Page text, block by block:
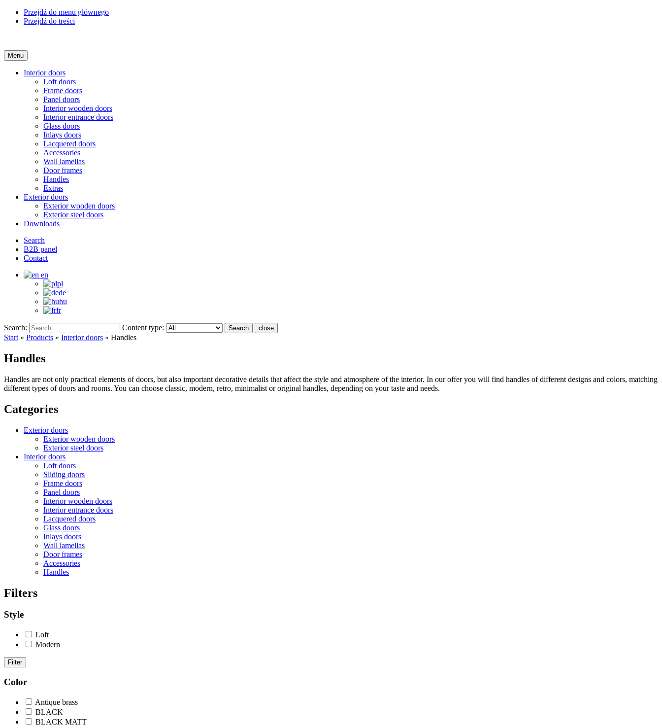
Przejdź do menu głównego
Przejdź do treści
Menu
Interior doors
Loft doors
Frame doors
Panel doors
Interior wooden doors
Interior entrance doors
Glass doors
Inlays doors
Lacquered doors
Accessories
Wall lamellas
Door frames
Handles
Extras
Exterior doors
Exterior wooden doors
Exterior steel doors
Downloads
Search
B2B panel
Contact
en
pl
de
hu
fr
Search: Content type: Search close
Start » Products » Interior doors » Handles
Handles
Handles are not only practical elements of doors, but also important decorative details that affect the style and atmosphere of the interior. In our offer you will find handles of different designs and colors, matching
different types of doors and rooms. You can choose classic, modern, retro, minimalist or original handles, depending on your taste and needs.
Categories
Exterior doors
Exterior wooden doors
Exterior steel doors
Interior doors
Loft doors
Sliding doors
Frame doors
Panel doors
Interior wooden doors
Interior entrance doors
Lacquered doors
Glass doors
Inlays doors
Wall lamellas
Door frames
Accessories
Handles
Filters
Style
Loft
Modern
Filter
Color
Antique brass
BLACK
BLACK MATT